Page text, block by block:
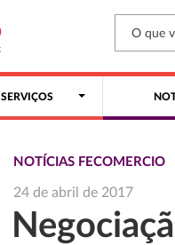
SERVIÇOS
NOTÍCIAS FECOMERCIO
24 de abril de 2017